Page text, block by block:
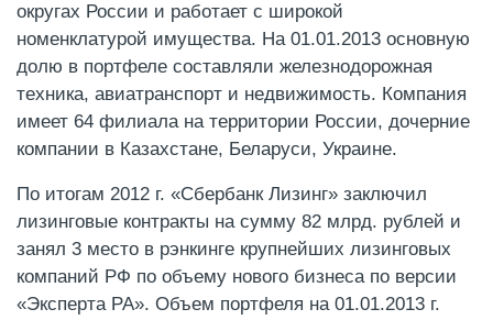
округах России и работает с широкой
номенклатурой имущества. На 01.01.2013 основную
долю в портфеле составляли железнодорожная
техника, авиатранспорт и недвижимость. Компания
имеет 64 филиала на территории России, дочерние
компании в Казахстане, Беларуси, Украине.
По итогам 2012 г. «Сбербанк Лизинг» заключил
лизинговые контракты на сумму 82 млрд. рублей и
занял 3 место в рэнкинге крупнейших лизинговых
компаний РФ по объему нового бизнеса по версии
«Эксперта РА». Объем портфеля на 01.01.2013 г.